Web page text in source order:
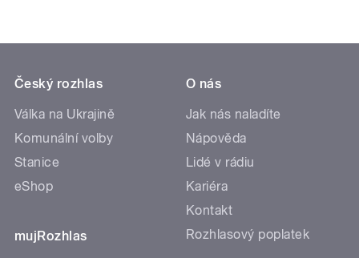
Český rozhlas
Válka na Ukrajině
Komunální volby
Stanice
eShop
mujRozhlas
O nás
Jak nás naladíte
Nápověda
Lidé v rádiu
Kariéra
Kontakt
Rozhlasový poplatek